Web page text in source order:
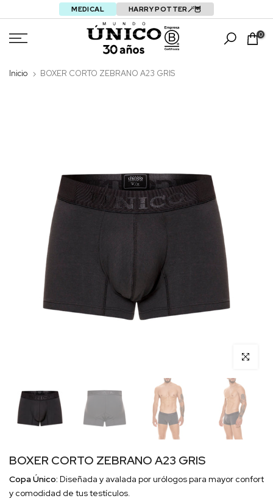
MEDICAL HARRY POTTER🪄🦉
0
Inicio BOXER CORTO ZEBRANO A23 GRIS
Click para
BOXER CORTO ZEBRANO A23 GRIS
Copa Único: Diseñada y avalada por urólogos para mayor confort
y comodidad de tus testículos.